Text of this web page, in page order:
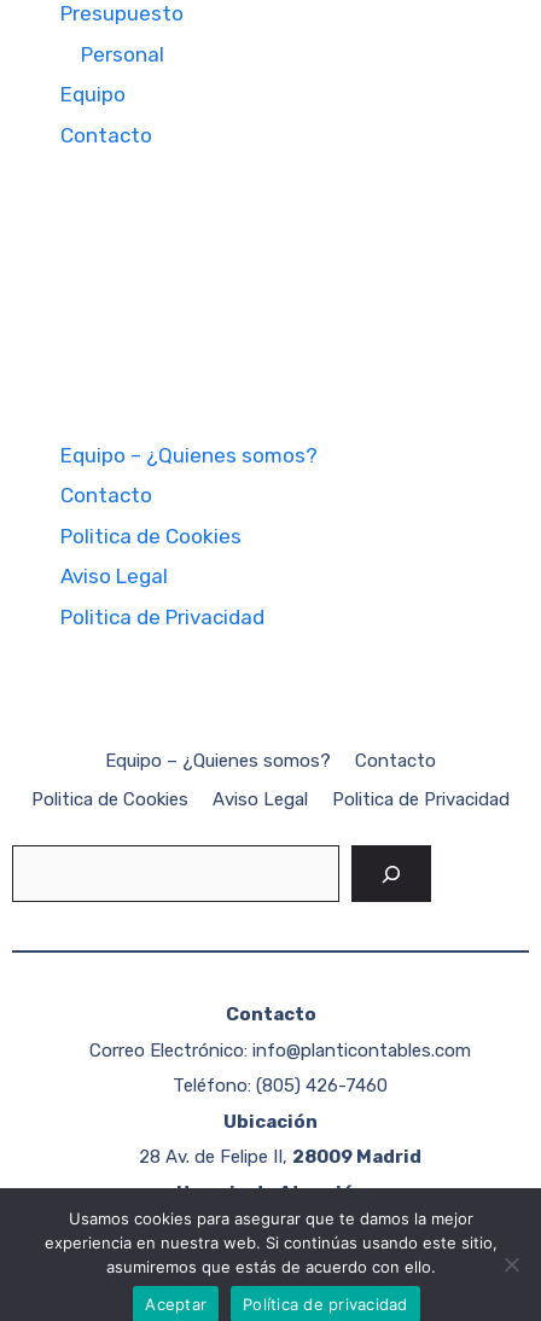
Presupuesto
Personal
Equipo
Contacto
Equipo – ¿Quienes somos?
Contacto
Politica de Cookies
Aviso Legal
Politica de Privacidad
Equipo – ¿Quienes somos?
Contacto
Politica de Cookies
Aviso Legal Politica de Privacidad
Contacto
Correo Electrónico: info@planticontables.com
Teléfono: (805) 426-7460
Ubicación
28 Av. de Felipe II, 28009 Madrid
Horario de Atención
Lunes a Viernes: 9:00 AM – 6:00 PM Sábados: 10:00 AM –
2:00 PM
2026 Planti Contables ©
Usamos cookies para asegurar que te damos la mejor
experiencia en nuestra web. Si continúas usando este sitio,
asumiremos que estás de acuerdo con ello.
Aceptar
Política de privacidad